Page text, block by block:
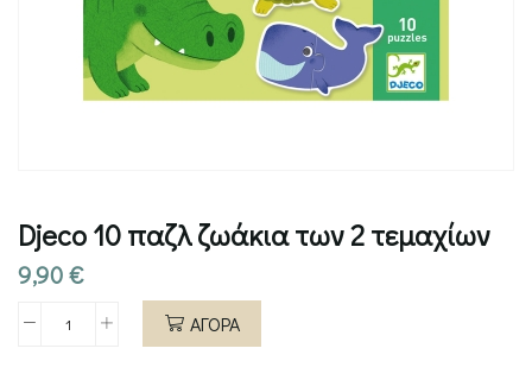
Djeco 10 παζλ ζωάκια των 2 τεμαχίων
9,90€
Djeco
ΑΓΟΡΑ